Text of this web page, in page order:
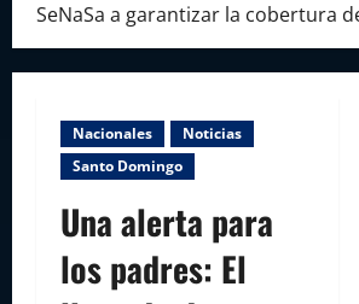
SeNaSa a garantizar la cobertura
Nacionales
Noticias
Santo Domingo
Una alerta para
los padres: El